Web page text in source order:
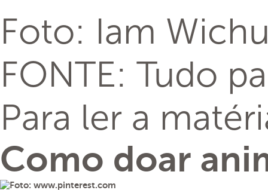
Foto: Iam
FONTE: Tudo
Para ler a
Como doar